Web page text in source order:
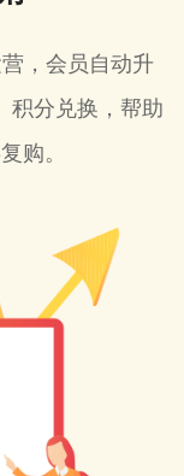
，会员自动升
积分兑换，帮助
购。